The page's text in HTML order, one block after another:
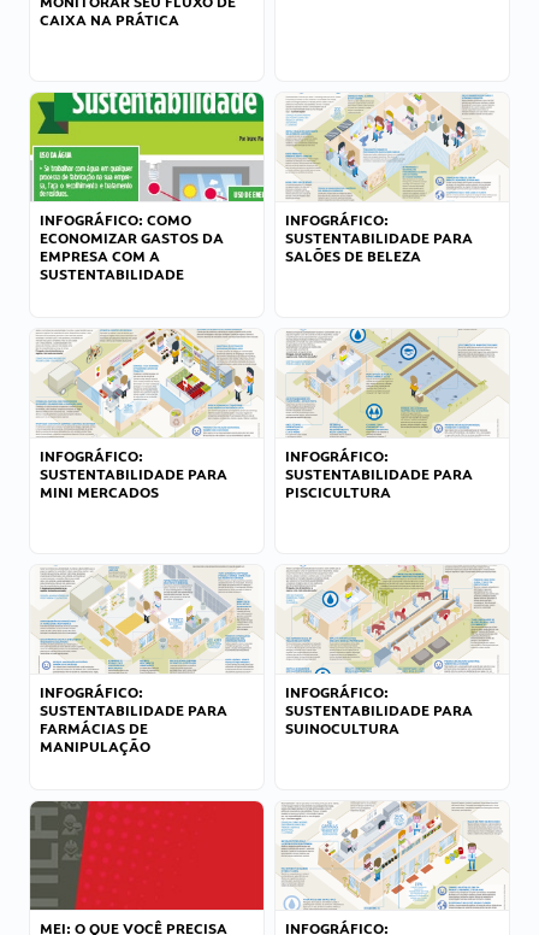
CAIXA NA PRÁTICA
INFOGRÁFICO: COMO
ECONOMIZAR GASTOS DA
EMPRESA COM A
SUSTENTABILIDADE
INFOGRÁFICO:
SUSTENTABILIDADE PARA
SALÕES DE BELEZA
INFOGRÁFICO:
SUSTENTABILIDADE PARA
MINI MERCADOS
INFOGRÁFICO:
SUSTENTABILIDADE PARA
PISCICULTURA
INFOGRÁFICO:
SUSTENTABILIDADE PARA
FARMÁCIAS DE
MANIPULAÇÃO
INFOGRÁFICO:
SUSTENTABILIDADE PARA
SUINOCULTURA
MEI: O QUE VOCÊ PRECISA
INFOGRÁFICO: